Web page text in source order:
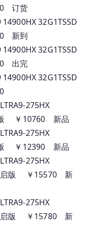
订货
32G1TSSD
新到
32G1TSSD
出完
32G1TSSD
275HX
版 ￥10760 新品
275HX
版 ￥12390 新品
275HX
启版 ￥15570 新
275HX
启版 ￥15780 新